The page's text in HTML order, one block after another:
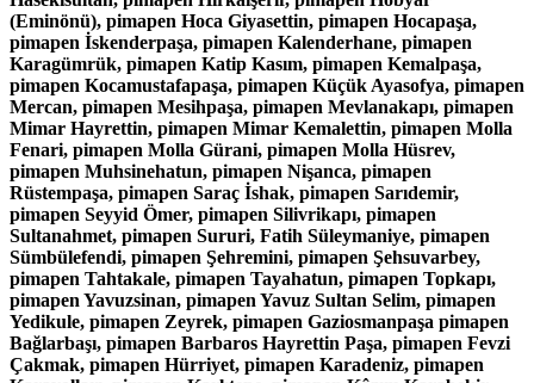
(Eminönü), pimapen Hoca Giyasettin, pimapen Hocapaşa,
pimapen İskenderpaşa, pimapen Kalenderhane, pimapen
Karagümrük, pimapen Katip Kasım, pimapen Kemalpaşa,
pimapen Kocamustafapaşa, pimapen Küçük Ayasofya, pimapen
Mercan, pimapen Mesihpaşa, pimapen Mevlanakapı, pimapen
Mimar Hayrettin, pimapen Mimar Kemalettin, pimapen Molla
Fenari, pimapen Molla Gürani, pimapen Molla Hüsrev,
pimapen Muhsinehatun, pimapen Nişanca, pimapen
Rüstempaşa, pimapen Saraç İshak, pimapen Sarıdemir,
pimapen Seyyid Ömer, pimapen Silivrikapı, pimapen
Sultanahmet, pimapen Sururi, Fatih Süleymaniye, pimapen
Sümbülefendi, pimapen Şehremini, pimapen Şehsuvarbey,
pimapen Tahtakale, pimapen Tayahatun, pimapen Topkapı,
pimapen Yavuzsinan, pimapen Yavuz Sultan Selim, pimapen
Yedikule, pimapen Zeyrek, pimapen Gaziosmanpaşa pimapen
Bağlarbaşı, pimapen Barbaros Hayrettin Paşa, pimapen Fevzi
Çakmak, pimapen Hürriyet, pimapen Karadeniz, pimapen